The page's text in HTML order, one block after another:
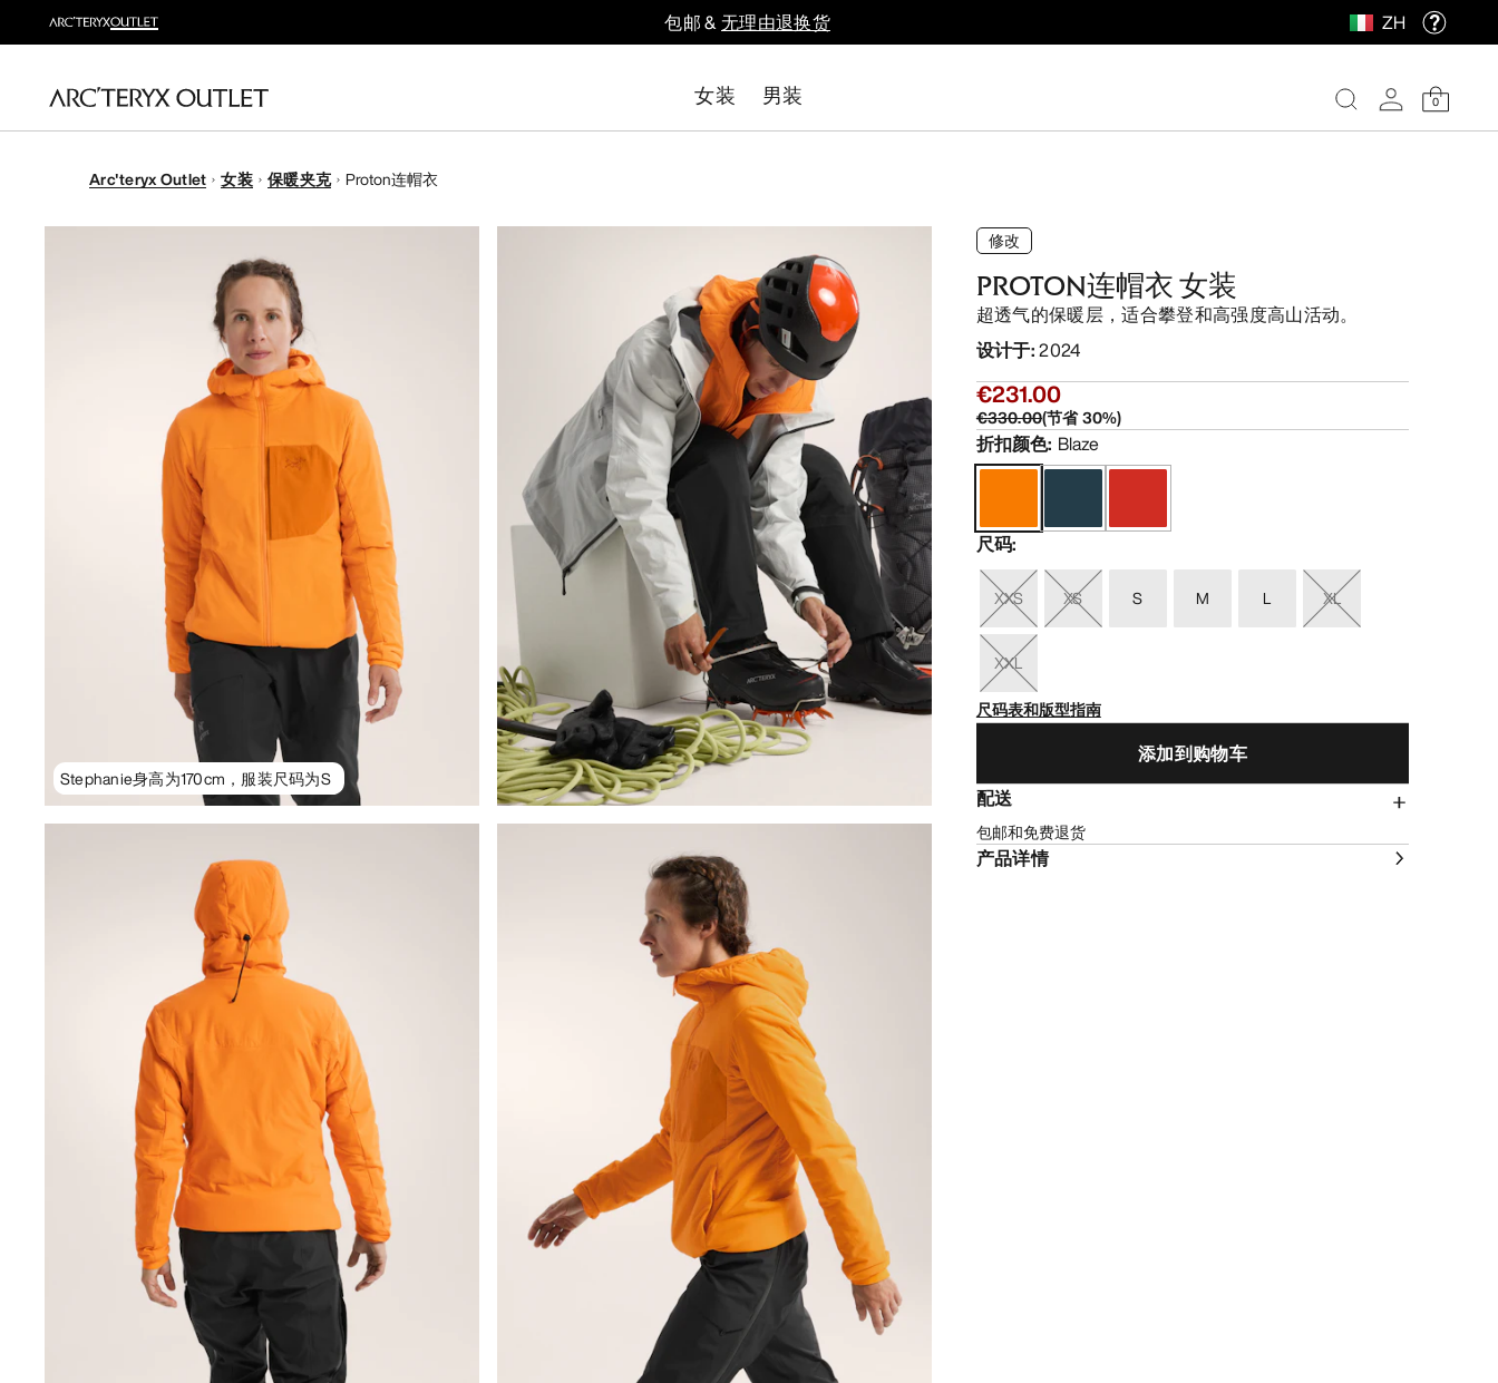
包邮 &无理由退换货 ZH
女装 男装 0
Arc'teryx Outlet 女装 保暖夹克 Proton连帽衣
Stephanie身高为170cm，服装尺码为S
修改
PROTON连帽衣 女装
超透气的保暖层，适合攀登和高强度高山活动。
设计于:2024
€231.00
€330.00(节省30%)
折扣颜色: Blaze
尺码:
XXS XS S M L XL
XXL
尺码表和版型指南
添加到购物车
配送
包邮和免费退货
产品详情